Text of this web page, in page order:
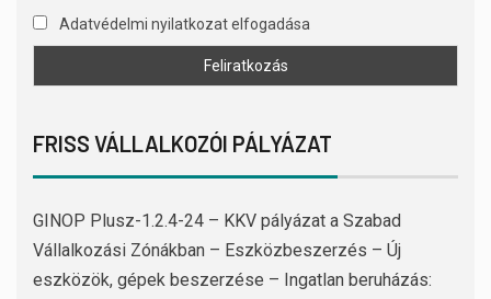
Adatvédelmi nyilatkozat elfogadása
FRISS VÁLLALKOZÓI PÁLYÁZAT
GINOP Plusz-1.2.4-24 – KKV pályázat a Szabad
Vállalkozási Zónákban – Eszközbeszerzés – Új
eszközök, gépek beszerzése – Ingatlan beruházás: